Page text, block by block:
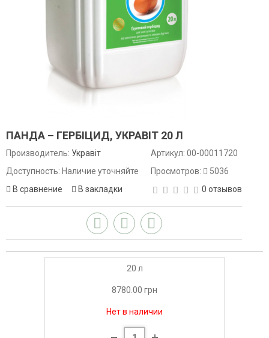
ПАНДА – ГЕРБІЦИД, УКРАВІТ 20 Л
Производитель: Укравіт
Доступность: Наличие уточняйте
В сравнение
В закладки
Артикул: 00-00011720
Просмотров:
5036
0 отзывов
20 л
8780.00 грн
Нет в наличии